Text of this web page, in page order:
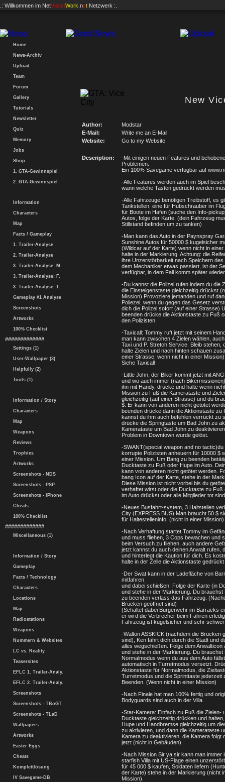
.: Willkommen im NetVisionWork .net Netzwerk :.
Home
News-Archiv
Upload
Team
Forum
Gallery
Tutorials
Newsletter
Quiz
Memory
Jobs
Shop
1. GTA-Gewinnspiel
2. GTA-Gewinnspiel
Information
Characters
Map
Facts / Gameplay
1. Trailer-Analyse
2. Trailer-Analyse
3. Trailer-Analyse: M.
3. Trailer-Analyse: F.
3. Trailer-Analyse: T.
Gameplay #1 Analyse
Screenshots
Artworks
100% Checklist
#############
Settings (1)
User-Wallpaper (3)
Helpfully (2)
Tools (1)
Information / Story
Characters
Map
Weapons
Reviews
Trophies
Artworks
Screenshots - NDS
Screenshots - PSP
Screenshots - iPhone
Cheats
100% Checklist
#############
Miscellaneous (1)
Information / Story
Gameplay
Facts / Technology
Characters
Locations
Map
Radiostations
Weapons
Nummern & Websites
LC vs. Reality
Teasersites
EFLC 1. Trailer-Analy.
EFLC 2. Trailer-Analy.
Screenshots
Screenshots - TBoGT
Screenshots - TLaD
Wallpapers
Artworks
Easter Eggs
Cheats
Komplettlösung
IV Savegame-DB
New
Author:
Modstar
E-Mail:
Write me an E-Mail
Website:
Go to my Website
Description:
-Mit einigen neuen Features und
Problemen.
Ein 100% Savegame verfügbar auf
-Alle Features werden auch im Spiel
wann welche Tasten gedrückt werden
-Alle Fahrzeuge benötigen Treibstoff, es
Tankstellen, eine für Hubschrauber im
für Boote im Hafen (suche den Info-
Autos, folge der Karte, (dein Fahrzeug
Stillstand befinden um zu tanken)
-Man kann das Auto in der Paynspray
Sunshine Autos für 50000 $ kugelsicher
(Wildcar auf der Karte) wenn nicht in einer
halte in der Markierung. Achtung: die
ihre Unzerstörbarkeit nach Speichern des
dem Mechaniker etwas passiert, ist der
verfügbar, in dem Fall komm später wieder
-Du kannst die Polizei rufen indem du die
die Einsteigenstaste gleichzeitig
Mission) Provoziere jemanden und ruf
Poliezei, wenn du gegen das Gesetz
dich die Polizei sofort (auf einer Strasse)
beenden drücke die Aktionstaste zu Fuß
den Polizisten
-Taxicall: Tommy ruft jetzt mit seinem
man kann zwischen 4 Zielen wählen,
Taxi und P. Stretch Service. Bleib stehen,
halte Zielen und nach hinten schauen
einer Strasse, wenn nicht in einer Mission)
Siehe Taxicall
-Little John, der Biker kommt jetzt mit
und wo auch immer (nach
ihn mit Handy, drücke und halte wenn
Mission zu Fuß die Kamerataste und
gleichzeitig (auf einer Strasse) und du
$. Er kann von anderen nicht getötet
beenden drücke dann die Aktionstaste zu
kannst du ihm auch befehlen verrückt zu
drücke die Springtaste um Bad John zu
Kamerataste um Bad John zu
Problem in Downtown wurde gelöst.
-SWANT(special weapon and no
korrupte Polizisten anheuern für 10000 $
einer Mission. Um Bang zu beenden
Ducktaste zu Fuß oder Hupe im Auto.
kann von anderen nicht getötet werden.
bang Icon auf der Karte, stehe in der
Diese Mission ist nicht vorbei bis du
verhaftet wirst oder die Ducktaste zu Fuß
im Auto drückst oder alle Mitglieder tot sind
-Neues Busfahrt-system, 3 Haltstellen
City (EXPRESS BUS) Man braucht 50 $
für Haltestelleninfo, (nicht in einer Mission)
-Nach Verhaftung startet Tommy im
und muss fliehen, 3 Cops bewachen und
beim Versuch zu fliehen, auch andere
jetzt kannst du auch deinen Anwalt rufen,
und hinterlegt die Kaution für dich. Es
halte in der Zelle die Aktionstaste gedrückt
-Der Swat kann in der Ladefläche von
mitfahren
und dabei schießen. Folge der Karte (in
und stehe in der Markierung. Du brauchst
zu beenden verlass das Fahrzeug.
Brücken geöffnet sind)
(Schaltet dabei Bürgerwehr im Barracks
er wird die Verbrecher beim Fahren
Fahrzeug ist kugelsicher und sehr schwer
-Walton ASSKICK (nachdem die Brücken
sind), Ken fährt dich durch die Stadt und
alles wegschießen. Folge dem Anwalticon
und stehe in der Markierung. Du brauchst
Normalmodus wenn du aus dem Auto
automatisch in Turretmodus versetzt.
Aktionstaste für Normalmodus, die
Turretmodus und die Sprinttaste jederzeit
Beenden. (Wenn nicht in einer Mission)
-Nach Finale hat man 100% fertig und
Bodyguards sind auch in der Villa
-Star-Kamera: Einfach zu Fuß die Zielen-
Ducktaste gleichzeitig drücken und
Hupe und Handbremse gleichzeitig um
zu aktivieren, und dann die Kamerataste
Kamera zu deaktivieren, die Kamera folgt
jetzt (nicht in Gebäuden)
-Nach Mission Sir ya sir kann man immer
starfish Villa mit US-Flage einen
für 45 000 $ kaufen, Soldaten liefern
der Karte) stehe in der Markierung (nicht
Mission).